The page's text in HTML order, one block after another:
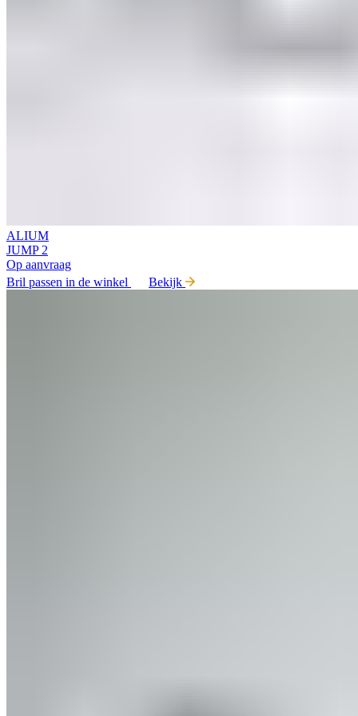
ALIUM
JUMP 2
Op aanvraag
Bril passen in de winkel
Bekijk